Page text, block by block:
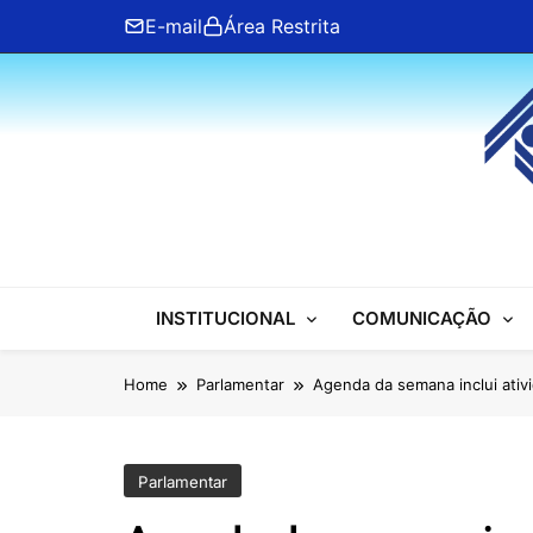
content
E-mail Área Restrita
ANFIP Nacional
INSTITUCIONAL COMUNICAÇÃO
Home Parlamentar Agenda da semana inclui
Parlamentar